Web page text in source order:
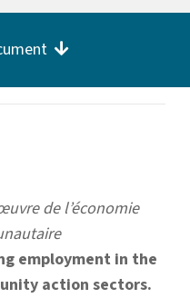
de l’économie
employment in the
action sectors.